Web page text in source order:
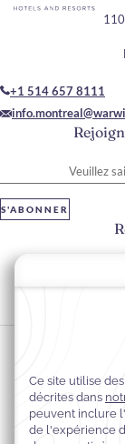
S'ABONNER
+1 514 657 8111